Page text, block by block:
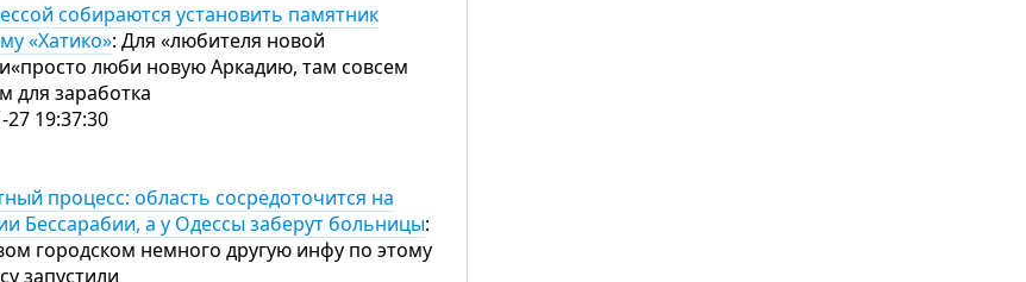
собираются установить памятник
«Хатико»: Для «любителя новой
люби новую Аркадию, там совсем
для заработка
27 19:37:30
процесс: область сосредоточится на
Бессарабии, а у Одессы заберут больницы:
городском немного другую инфу по этому
запустили